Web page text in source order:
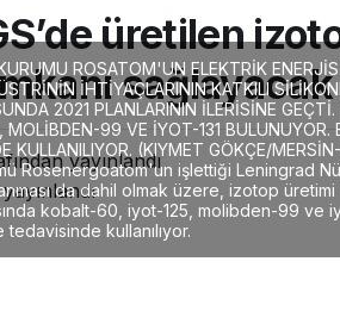
üretilen
sağlayacak
yayınlandı
ROSATOM'UN ELEKTRİK
İHTİYAÇLARININ KATKILI
2021 PLANLARININ İLERİSİNE
99 VE İYOT-131 BULUNUYOR.
KULLANILIYOR. (KIYMET GÖKÇE/
Rosenergoatom'un işlettiği Leningrad
da dahil olmak üzere, izotop
kobalt-60, iyot-125, molibden-99 ve
kullanılıyor.